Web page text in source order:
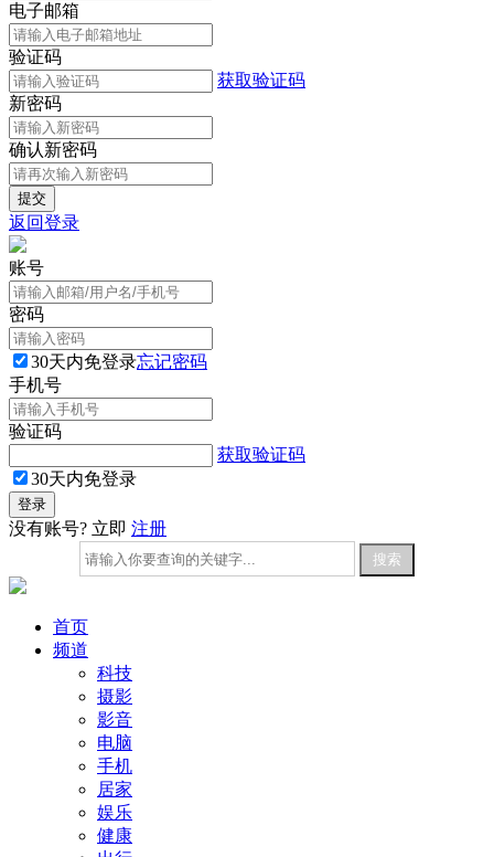
电子邮箱
验证码
获取验证码
新密码
确认新密码
返回登录
账号
密码
30天内免登录忘记密码
手机号
验证码
获取验证码
30天内免登录
没有账号? 立即 注册
首页
频道
科技
摄影
影音
电脑
手机
居家
娱乐
健康